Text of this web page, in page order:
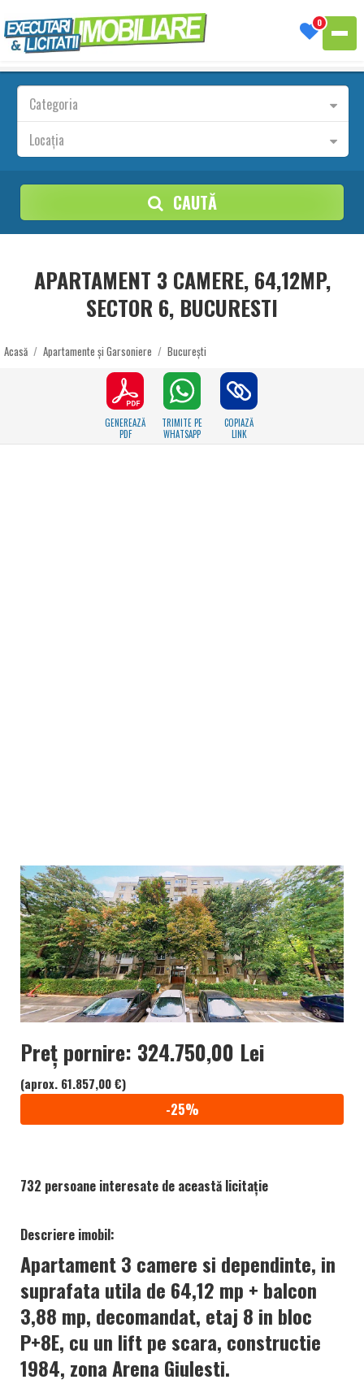
0
Categoria
Locația
CAUTĂ
APARTAMENT 3 CAMERE, 64,12MP,
SECTOR 6, BUCURESTI
Acasă / Apartamente și Garsoniere / București
GENEREAZĂ
PDF
TRIMITE PE
WHATSAPP
COPIAZĂ
LINK
Preț pornire: 324.750,00 Lei
(aprox. 61.857,00 €)
-25%
732 persoane interesate de această licitație
Descriere imobil:
Apartament 3 camere si dependinte, in
suprafata utila de 64,12 mp + balcon
3,88 mp, decomandat, etaj 8 in bloc
P+8E, cu un lift pe scara, constructie
1984, zona Arena Giulesti.